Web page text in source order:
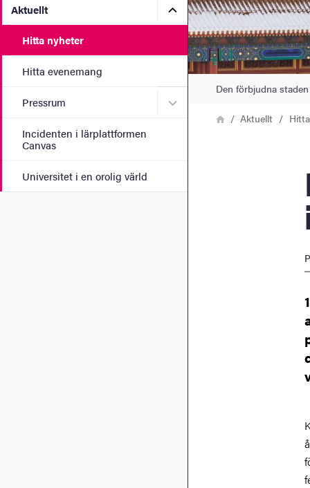
Aktuellt Undermeny för Aktuellt
Hitta nyheter
Hitta evenemang
Pressrum Undermeny för Pressrum
Incidenten i lärplattformen
Canvas
Universitet i en orolig värld
Den förbjudna
LänkstigHemAktuellt
Inte